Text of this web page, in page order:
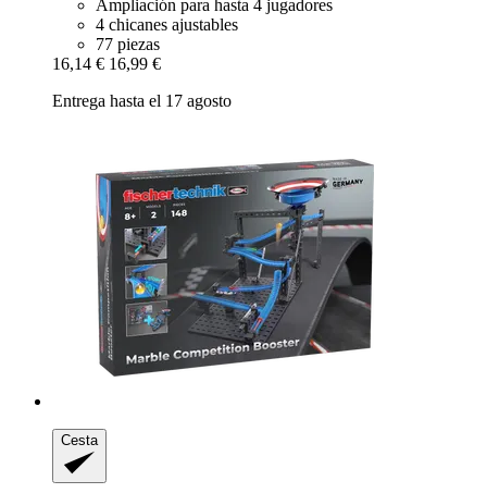
Ampliación para hasta 4 jugadores
4 chicanes ajustables
77 piezas
16,14 € 16,99 €
Entrega hasta el 17 agosto
Cesta